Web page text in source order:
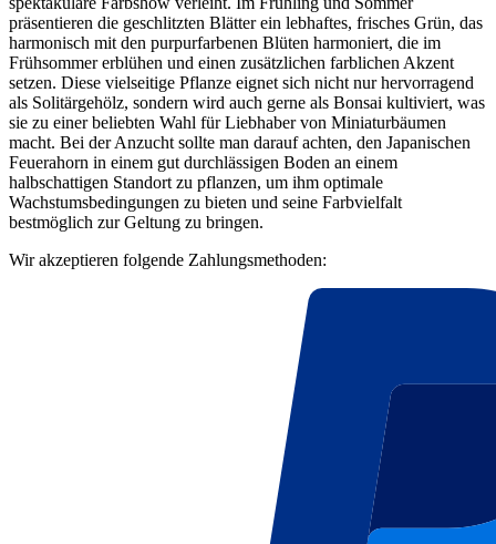
präsentieren die geschlitzten Blätter ein lebhaftes, frisches Grün, das
harmonisch mit den purpurfarbenen Blüten harmoniert, die im
Frühsommer erblühen und einen zusätzlichen farblichen Akzent
setzen. Diese vielseitige Pflanze eignet sich nicht nur hervorragend
als Solitärgehölz, sondern wird auch gerne als Bonsai kultiviert, was
sie zu einer beliebten Wahl für Liebhaber von Miniaturbäumen
macht. Bei der Anzucht sollte man darauf achten, den Japanischen
Feuerahorn in einem gut durchlässigen Boden an einem
halbschattigen Standort zu pflanzen, um ihm optimale
Wachstumsbedingungen zu bieten und seine Farbvielfalt
bestmöglich zur Geltung zu bringen.
Wir akzeptieren folgende Zahlungsmethoden: